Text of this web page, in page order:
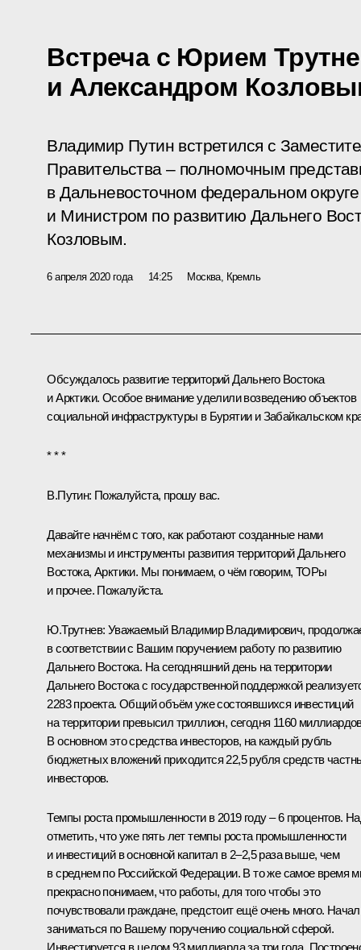
Встреча с Юрием
и Александром
Владимир Путин встретился с
Правительства – полномочным
в Дальневосточном федеральном
и Министром по развитию Дальнего
Козловым.
6 апреля 2020 года 14:25 Москва, Кремль
Обсуждалось развитие территорий Дальнего Востока
и Арктики. Особое внимание уделили возведению объектов
социальной инфраструктуры в Бурятии и Забайкальском
* * *
В.Путин: Пожалуйста, прошу вас.
Давайте начнём с того, как работают созданные нами
механизмы и инструменты развития территорий Дальнего
Востока, Арктики. Мы понимаем, о чём говорим, ТОРы
и прочее. Пожалуйста.
Ю.Трутнев: Уважаемый Владимир Владимирович,
в соответствии с Вашим поручением работу по развитию
Дальнего Востока. На сегодняшний день на территории
Дальнего Востока с государственной поддержкой
2283 проекта. Общий объём уже состоявшихся инвестиций
на территории превысил триллион, сегодня 1160
В основном это средства инвесторов, на каждый рубль
бюджетных вложений приходится 22,5 рубля средств
инвесторов.
Темпы роста промышленности в 2019 году – 6 процентов.
отметить, что уже пять лет темпы роста промышленности
и инвестиций в основной капитал в 2–2,5 раза выше, чем
в среднем по Российской Федерации. В то же самое время
прекрасно понимаем, что работы, для того чтобы это
почувствовали граждане, предстоит ещё очень много.
заниматься по Вашему поручению социальной сферой.
Инвестируется в целом 93 миллиарда за три года.